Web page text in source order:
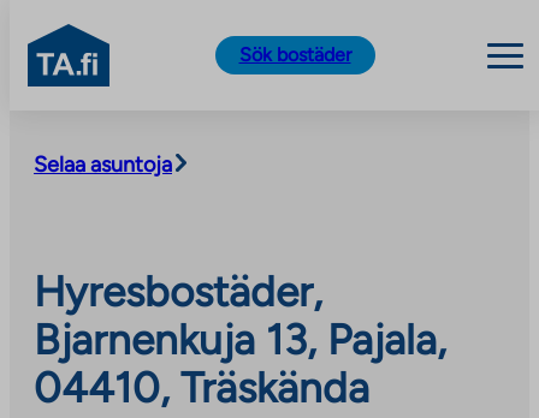
content
TA.fi
Sök bostäder
Selaa asuntoja
Hyresbostäder,
Bjarnenkuja 13, Pajala,
04410, Träskända